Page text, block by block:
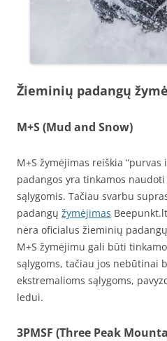
Žieminių padangų
M+S (Mud and Snow)
M+S žymėjimas reiškia
padangos yra tinkamos
sąlygomis. Tačiau svarbu
padangų žymėjimas
nėra oficialus žieminių
M+S žymėjimu gali būti
sąlygoms, tačiau jos nebūtinai
ekstremalioms sąlygoms,
ledui.
3PMSF (Three Peak